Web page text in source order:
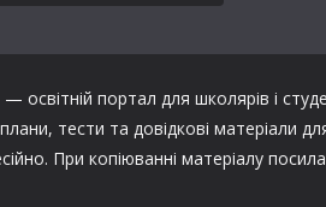
освітній портал для школярів і
плани, тести та довідкові
При копіюванні матеріалу